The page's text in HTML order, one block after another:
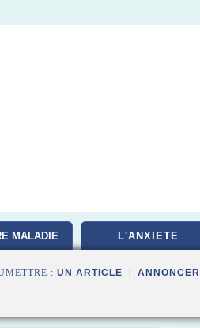
MALADIE L'ANXIETE
: UN ARTICLE ANNONCER